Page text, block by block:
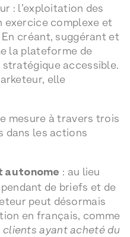
: l’exploitation des
exercice complexe et
créant, suggérant et
la plateforme de
accessible.
elle
mesure à travers trois
dans les actions
autonome : au lieu
de briefs et de
peut désormais
en français, comme
clients ayant acheté du